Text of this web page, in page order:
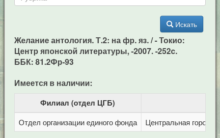
Искать
Желание антология. Т.2: на фр. яз. / - Токио:
Центр японской литературы, -2007. -252c.
ББК: 81.2Фр-93
Имеется в наличии:
Филиал (отдел ЦГБ)
Отдел организации единого фонда Центральная